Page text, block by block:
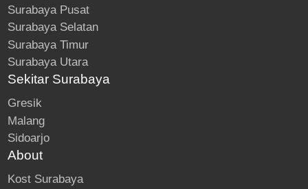
Surabaya Pusat
Surabaya Selatan
Surabaya Timur
Surabaya Utara
Sekitar Surabaya
Gresik
Malang
Sidoarjo
About
Kost Surabaya